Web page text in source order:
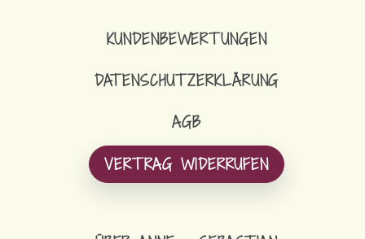
KUNDENBEWERTUNGEN
DATENSCHUTZERKLÄRUNG
AGB
VERTRAG WIDERRUFEN